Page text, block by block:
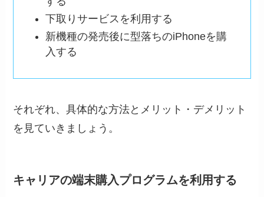
下取りサービスを利用する
新機種の発売後に型落ちのiPhoneを購
入する
それぞれ、具体的な方法とメリット・デメリット
を見ていきましょう。
キャリアの端末購入プログラムを利用する